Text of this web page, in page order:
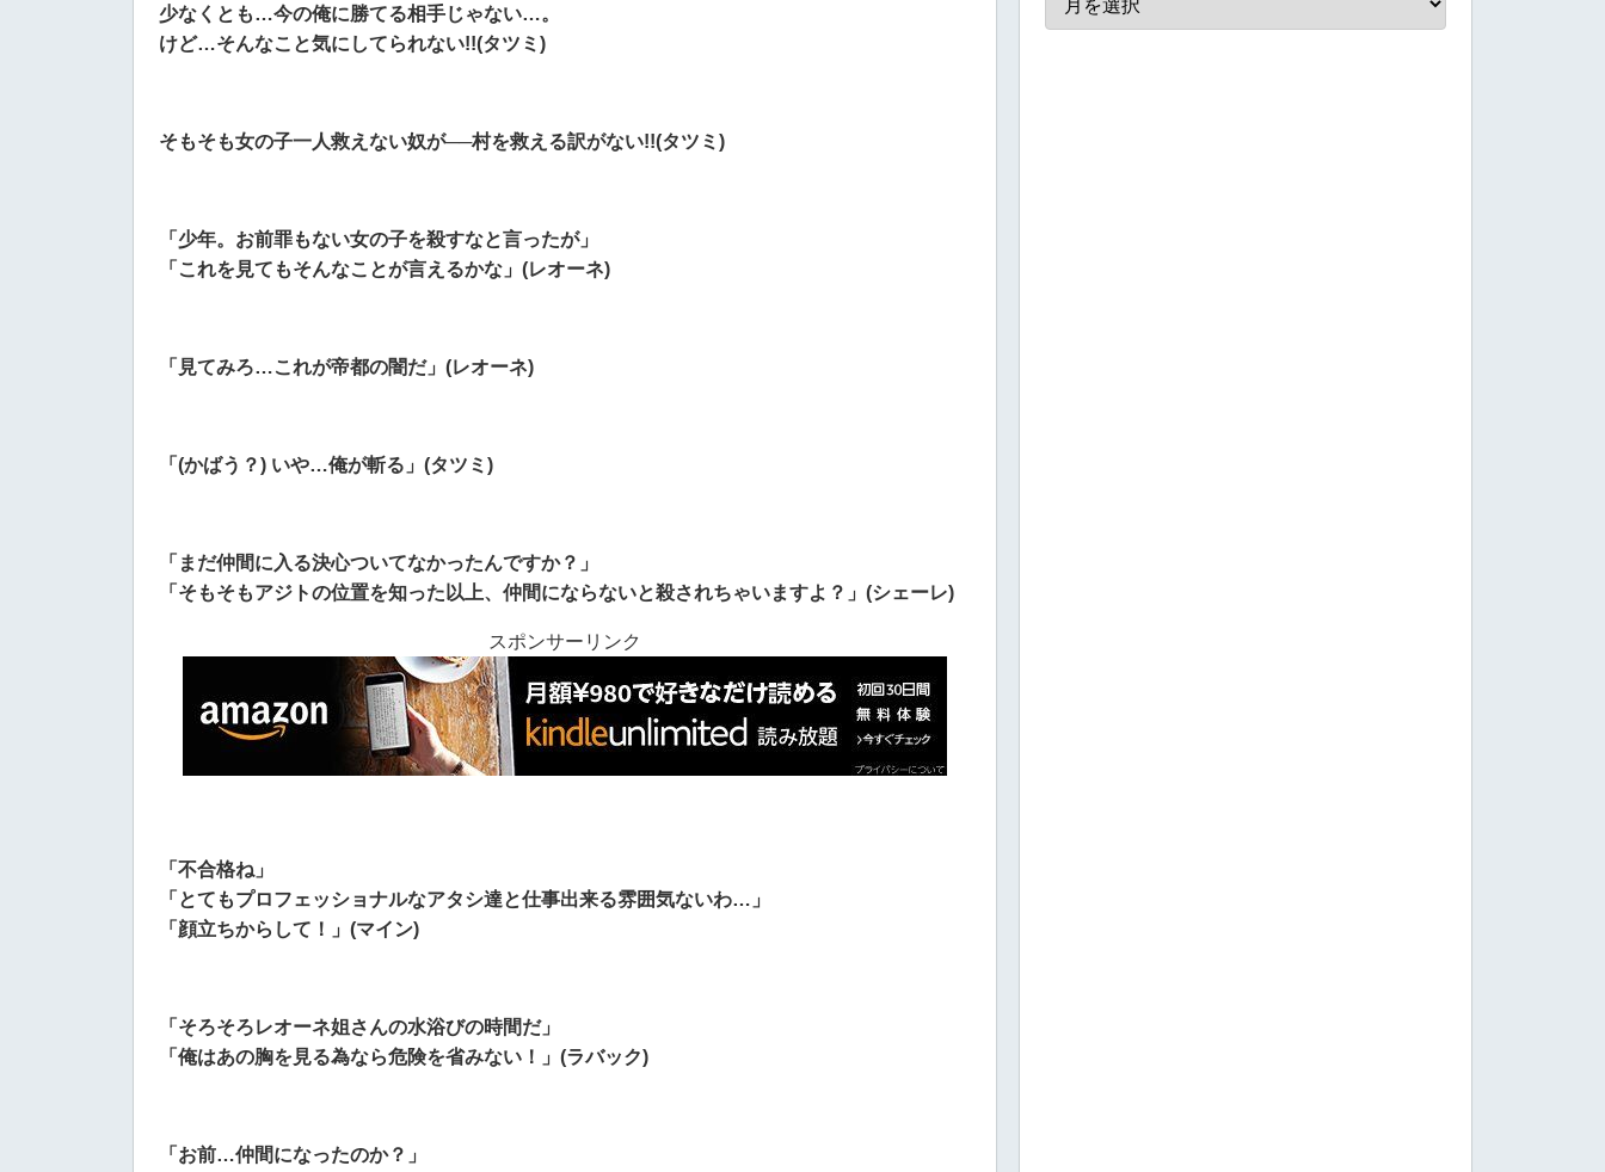
少なくとも…今の俺に勝てる相手じゃない…。
けど…そんなこと気にしてられない!!(タツミ)
そもそも女の子一人救えない奴が──村を救える訳がない!!(タツミ)
「少年。お前罪もない女の子を殺すなと言ったが」
「これを見てもそんなことが言えるかな」(レオーネ)
「見てみろ…これが帝都の闇だ」(レオーネ)
「(かばう？) いや…俺が斬る」(タツミ)
「まだ仲間に入る決心ついてなかったんですか？」
「そもそもアジトの位置を知った以上、仲間にならないと殺されちゃいますよ？」(シェーレ)
スポンサーリンク
「不合格ね」
「とてもプロフェッショナルなアタシ達と仕事出来る雰囲気ないわ…」
「顔立ちからして！」(マイン)
「そろそろレオーネ姐さんの水浴びの時間だ」
「俺はあの胸を見る為なら危険を省みない！」(ラバック)
「お前…仲間になったのか？」